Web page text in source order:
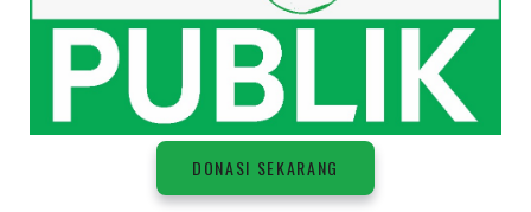
DONASI SEKARANG